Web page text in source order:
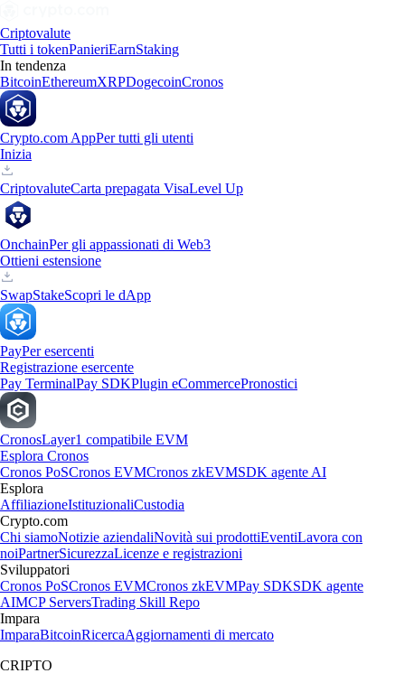
Criptovalute
Tutti i tokenPanieriEarnStaking
In tendenza
BitcoinEthereumXRPDogecoinCronos
Crypto.com AppPer tutti gli utenti
Inizia
CriptovaluteCarta prepagata VisaLevel Up
OnchainPer gli appassionati di Web3
Ottieni estensione
SwapStakeScopri le dApp
PayPer esercenti
Registrazione esercente
Pay TerminalPay SDKPlugin eCommercePronostici
CronosLayer1 compatibile EVM
Esplora Cronos
Cronos PoSCronos EVMCronos zkEVMSDK agente AI
Esplora
AffiliazioneIstituzionaliCustodia
Crypto.com
Chi siamoNotizie aziendaliNovità sui prodottiEventiLavora con
noiPartnerSicurezzaLicenze e registrazioni
Sviluppatori
Cronos PoSCronos EVMCronos zkEVMPay SDKSDK agente
AIMCP ServersTrading Skill Repo
Impara
ImparaBitcoinRicercaAggiornamenti di mercato
CRIPTO